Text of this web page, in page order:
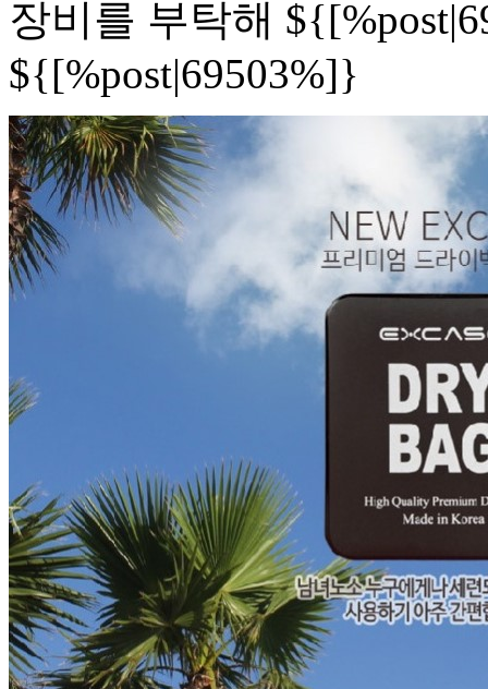
장비를 부탁해
${[%post|69503%]}